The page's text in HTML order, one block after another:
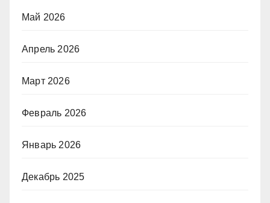
Май 2026
Апрель 2026
Март 2026
Февраль 2026
Январь 2026
Декабрь 2025